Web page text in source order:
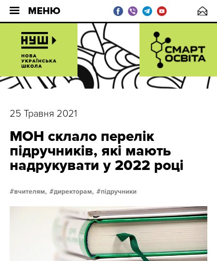
МЕНЮ
25 Травня 2021
МОН склало перелік
підручників, які мають
надрукувати у 2022 році
вчителям, директорам, підручники